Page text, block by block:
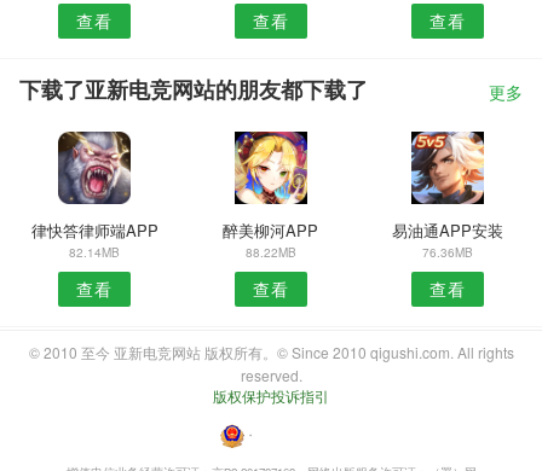
查看 查看 查看
下载了亚新电竞网站的朋友都下载了 更多
律快答律师端APP
82.14MB
查看
醉美柳河APP
88.22MB
查看
易油通APP安装
76.36MB
查看
© 2010 至今 亚新电竞网站 版权所有。© Since 2010 qigushi.com. All rights
reserved.
版权保护投诉指引
・